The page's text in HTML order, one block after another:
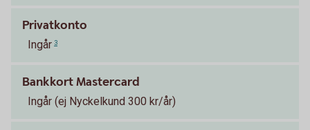
Privatkonto
Ingår 3
Bankkort Mastercard
Ingår (ej Nyckelkund 300 kr/år)